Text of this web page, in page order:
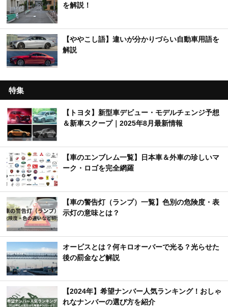
を解説！
【ややこし語】違いが分かりづらい自動車用語を
解説
特集
【トヨタ】新型車デビュー・モデルチェンジ予想
＆新車スクープ｜2025年8月最新情報
【車のエンブレム一覧】日本車＆外車の珍しいマ
ーク・ロゴを完全網羅
【車の警告灯（ランプ）一覧】色別の危険度・表
示灯の意味とは？
オービスとは？何キロオーバーで光る？光らせた
後の罰金など解説
【2024年】希望ナンバー人気ランキング！おしゃ
れなナンバーの選び方を紹介